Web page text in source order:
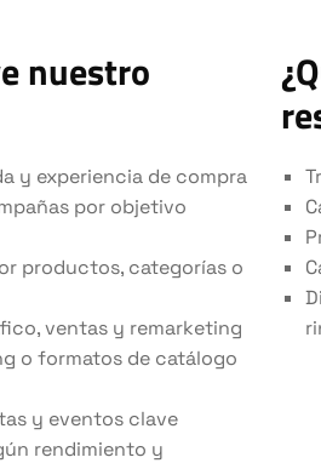
nuestro
y experiencia de compra
por objetivo
productos, categorías o
ventas y remarketing
o formatos de catálogo
y eventos clave
rendimiento y